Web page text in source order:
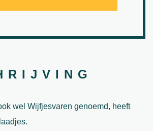
wel Wijfjesvaren genoemd, heeft